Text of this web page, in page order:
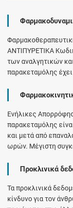
ΑΝΤΙΠΥΡΕΤΙΚΑ
των αναλγητικών
παρακεταμόλης
Ενήλικες
παρακεταμόλης
και μετά από
ωρών. Μέγιστη
Προκλινικά
Τα προκλινικά
κίνδυνο για τον